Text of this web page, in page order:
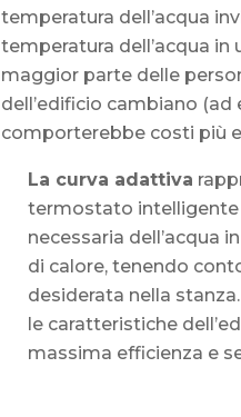
temperatura dell’acqua
temperatura dell’acqua
maggior parte delle
dell’edificio cambiano
comporterebbe costi più
La curva adattiva
termostato intelligente
necessaria dell’acqua
di calore, tenendo
desiderata nella
le caratteristiche
massima efficienza e